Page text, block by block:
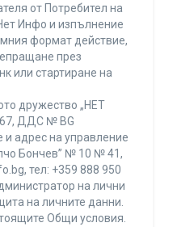
от Потребител на
Инфо и изпълнение
формат действие,
през
или стартиране на
дружество „НЕТ
ДДС № BG
адрес на управление
Бончев” № 10 № 41,
тел: +359 888 950
на лични
на личните данни.
Общи условия.